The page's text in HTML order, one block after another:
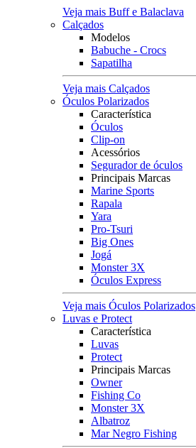
Veja mais Buff e Balaclava
Calçados
Modelos
Babuche - Crocs
Sapatilha
Veja mais Calçados
Óculos Polarizados
Característica
Óculos
Clip-on
Acessórios
Segurador de óculos
Principais Marcas
Marine Sports
Rapala
Yara
Pro-Tsuri
Big Ones
Jogá
Monster 3X
Óculos Express
Veja mais Óculos Polarizados
Luvas e Protect
Característica
Luvas
Protect
Principais Marcas
Owner
Fishing Co
Monster 3X
Albatroz
Mar Negro Fishing